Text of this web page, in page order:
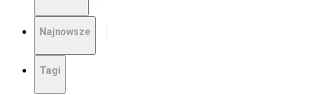
Najnowsze
Tagi